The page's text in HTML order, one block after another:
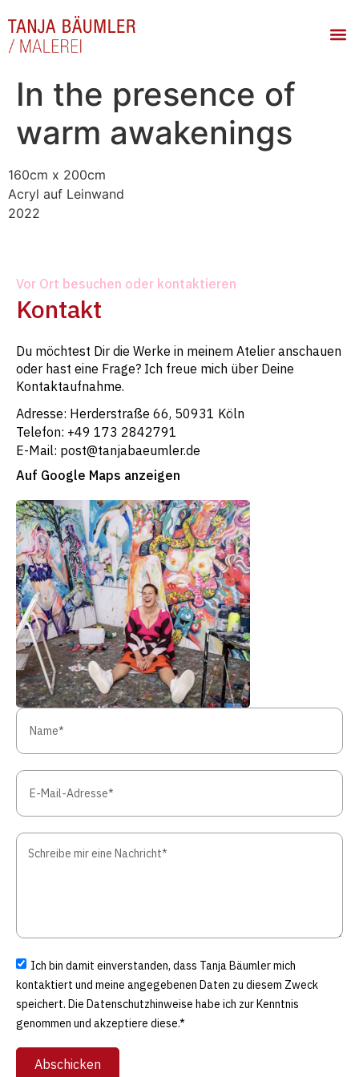
In the presence of
warm awakenings
160cm x 200cm
Acryl auf Leinwand
2022
Vor Ort besuchen oder kontaktieren
Kontakt
Du möchtest Dir die Werke in meinem Atelier anschauen
oder hast eine Frage? Ich freue mich über Deine
Kontaktaufnahme.
Adresse: Herderstraße 66, 50931 Köln
Telefon: +49 173 2842791
E-Mail: post@tanjabaeumler.de
Auf Google Maps anzeigen
Ich bin damit einverstanden, dass Tanja Bäumler mich
kontaktiert und meine angegebenen Daten zu diesem Zweck
speichert. Die Datenschutzhinweise habe ich zur Kenntnis
genommen und akzeptiere diese.*
Abschicken